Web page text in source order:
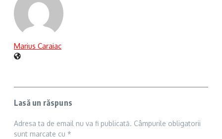
Marius Caraiac
Lasă un răspuns
Adresa ta de email nu va fi publicată. Câmpurile obligatorii
sunt marcate cu *